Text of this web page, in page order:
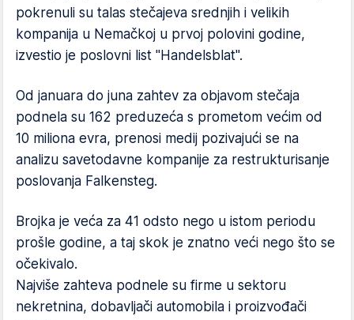
pokrenuli su talas stečajeva srednjih i velikih
kompanija u Nemačkoj u prvoj polovini godine,
izvestio je poslovni list "Handelsblat".
Od januara do juna zahtev za objavom stečaja
podnela su 162 preduzeća s prometom većim od
10 miliona evra, prenosi medij pozivajući se na
analizu savetodavne kompanije za restrukturisanje
poslovanja Falkensteg.
Brojka je veća za 41 odsto nego u istom periodu
prošle godine, a taj skok je znatno veći nego što se
očekivalo.
Najviše zahteva podnele su firme u sektoru
nekretnina, dobavljači automobila i proizvođači